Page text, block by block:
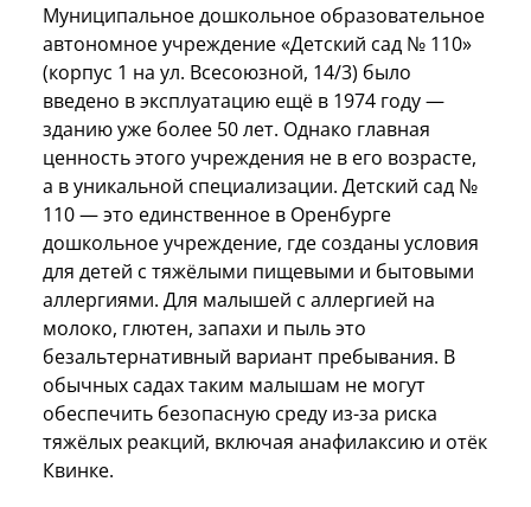
Муниципальное дошкольное образовательное
автономное учреждение «Детский сад № 110»
(корпус 1 на ул. Всесоюзной, 14/3) было
введено в эксплуатацию ещё в 1974 году —
зданию уже более 50 лет. Однако главная
ценность этого учреждения не в его возрасте,
а в уникальной специализации. Детский сад №
110 — это единственное в Оренбурге
дошкольное учреждение, где созданы условия
для детей с тяжёлыми пищевыми и бытовыми
аллергиями. Для малышей с аллергией на
молоко, глютен, запахи и пыль это
безальтернативный вариант пребывания. В
обычных садах таким малышам не могут
обеспечить безопасную среду из-за риска
тяжёлых реакций, включая анафилаксию и отёк
Квинке.